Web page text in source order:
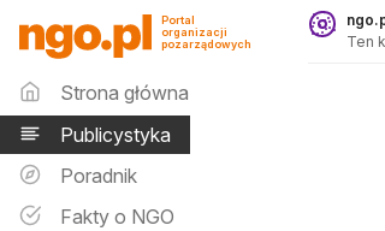
Publicystyka - ngo.pl
Portal
organizacji
pozarządowych
Menu główne
Strona główna
Publicystyka
Poradnik
Fakty o NGO
Ten